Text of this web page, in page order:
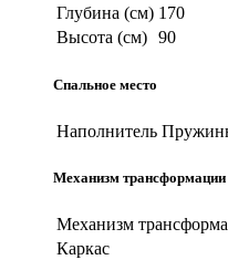
Глубина (см) 170
Высота (см) 90
Спальное место
Наполнитель
Механизм трансформации
Механизм
Каркас